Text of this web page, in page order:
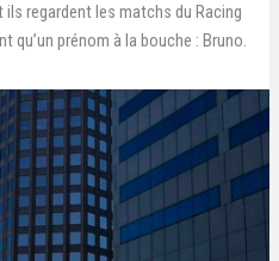
ils regardent les matchs du Racing
qu’un prénom à la bouche : Bruno.